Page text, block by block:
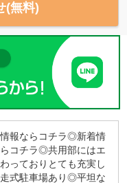
(無料)
報ならコチラ◎新着情
コチラ◎共用部にはエ
っておりとても充実し
式駐車場あり◎平坦な